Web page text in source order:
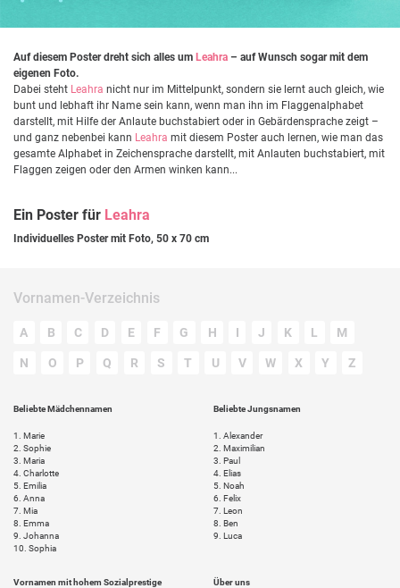
Auf diesem Poster dreht sich alles um Leahra – auf Wunsch sogar mit dem
eigenen Foto.
Dabei steht Leahra nicht nur im Mittelpunkt, sondern sie lernt auch gleich, wie
bunt und lebhaft ihr Name sein kann, wenn man ihn im Flaggenalphabet
darstellt, mit Hilfe der Anlaute buchstabiert oder in Gebärdensprache zeigt –
und ganz nebenbei kann Leahra mit diesem Poster auch lernen, wie man das
gesamte Alphabet in Zeichensprache darstellt, mit Anlauten buchstabiert, mit
Flaggen zeigen oder den Armen winken kann...
Ein Poster für Leahra
Individuelles Poster mit Foto, 50 x 70 cm
Vornamen-Verzeichnis
A B C D E F G H I J K L M
N O P Q R S T U V W X Y Z
Beliebte Mädchennamen
1. Marie
2. Sophie
3. Maria
4. Charlotte
5. Emilia
6. Anna
7. Mia
8. Emma
9. Johanna
10. Sophia
Beliebte Jungsnamen
1. Alexander
2. Maximilian
3. Paul
4. Elias
5. Noah
6. Felix
7. Leon
8. Ben
9. Luca
Vornamen mit hohem Sozialprestige Über uns